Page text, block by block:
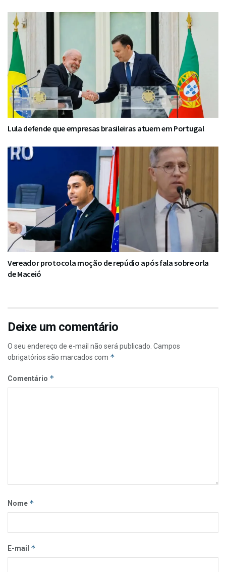
Lula defende que empresas brasileiras atuem em Portugal
Vereador protocola moção de repúdio após fala sobre orla
de Maceió
Deixe um comentário
O seu endereço de e-mail não será publicado. Campos
obrigatórios são marcados com *
Comentário *
Nome *
E-mail *